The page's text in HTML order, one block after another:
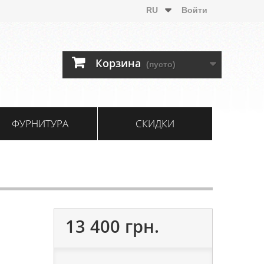
Войти
RU
Корзина (пусто)
ФУРНИТУРА СКИДКИ
13 400 грн.